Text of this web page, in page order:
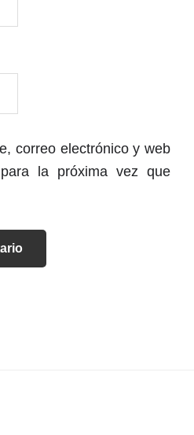
correo electrónico y web
la próxima vez que